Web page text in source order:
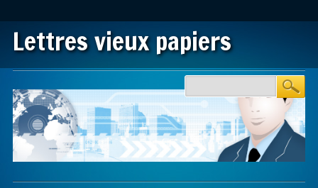
Lettres vieux papiers
Main menu